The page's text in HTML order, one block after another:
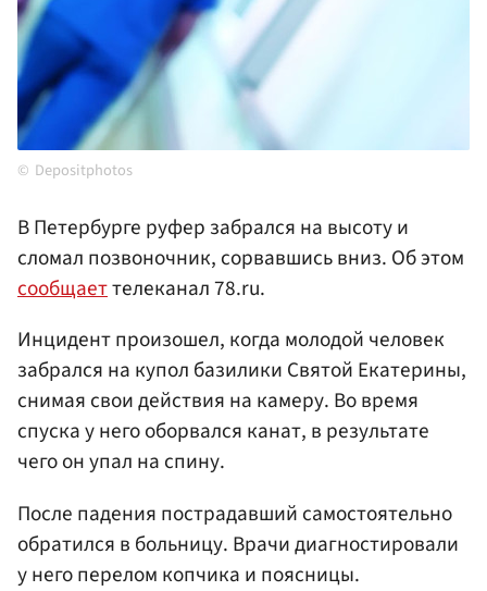
Depositphotos
В Петербурге руфер забрался на высоту и
сломал позвоночник, сорвавшись вниз. Об этом
сообщаеттелеканал 78.ru.
Инцидент произошел, когда молодой человек
забрался на купол базилики Святой Екатерины,
снимая свои действия на камеру. Во время
спуска у него оборвался канат, в результате
чего он упал на спину.
После падения пострадавший самостоятельно
обратился в больницу. Врачи диагностировали
у него перелом копчика и поясницы.